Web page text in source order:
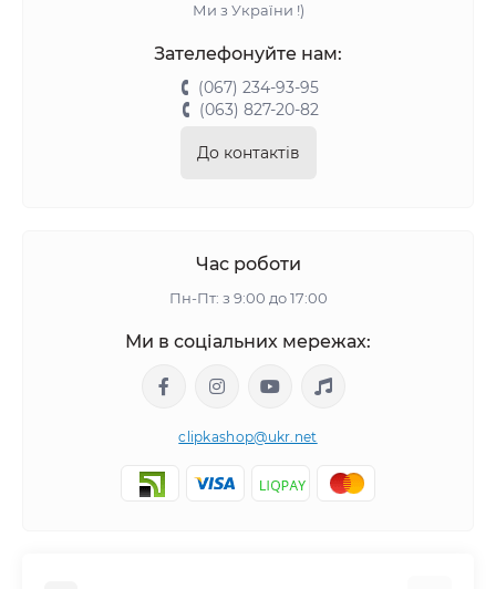
Ми з України !)
Зателефонуйте нам:
(067) 234-93-95
(063) 827-20-82
До контактів
Час роботи
Пн-Пт: з 9:00 до 17:00
Ми в соціальних мережах:
clipkashop@ukr.net